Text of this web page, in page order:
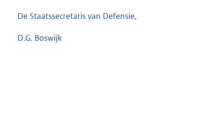
De Staatssecretaris van Defensie,
D.G. Boswijk